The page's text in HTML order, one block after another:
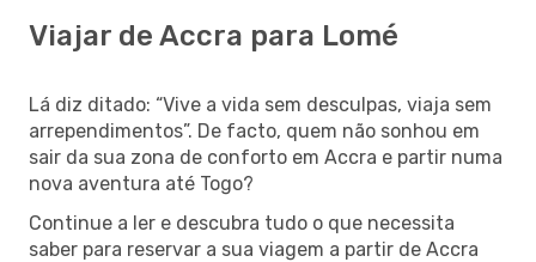
Viajar de Accra para Lomé
Lá diz ditado: “Vive a vida sem desculpas, viaja sem
arrependimentos”. De facto, quem não sonhou em
sair da sua zona de conforto em Accra e partir numa
nova aventura até Togo?
Continue a ler e descubra tudo o que necessita
saber para reservar a sua viagem a partir de Accra